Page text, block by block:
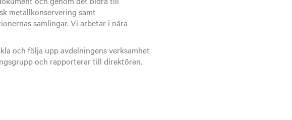
metallkonservering samt
samlingar. Vi arbetar i nära
och följa upp avdelningens verksamhet
och rapporterar till direktören.